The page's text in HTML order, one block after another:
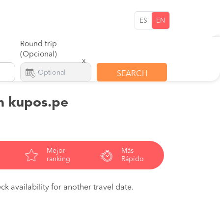
ES EN
Round trip
(Opcional)
x
SEARCH
kupos.pe
Mejor
ranking
Más
Rápido
availability for another travel date.